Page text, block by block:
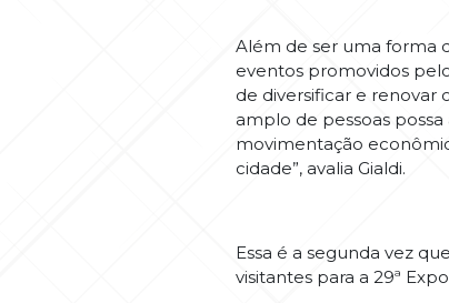
Além de ser uma forma
eventos promovidos
de diversificar e renovar
amplo de pessoas possa
movimentação
cidade”, avalia Gialdi.
Essa é a segunda vez
visitantes para a 29ª